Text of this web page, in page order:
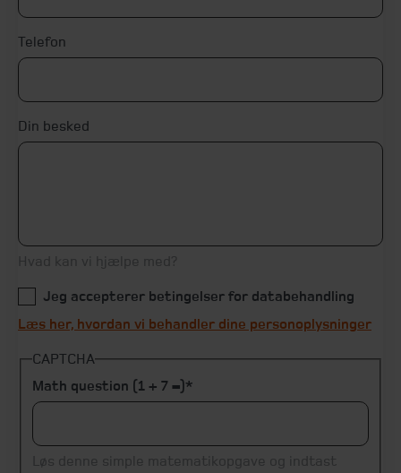
Telefon
Din besked
Hvad kan vi hjælpe med?
Jeg accepterer betingelser for databehandling
Læs her, hvordan vi behandler dine personoplysninger
CAPTCHA
Math question (1 + 7 =)
Løs denne simple matematikopgave og indtast